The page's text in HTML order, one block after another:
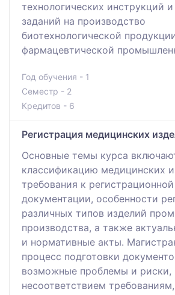
технологических инструкций
заданий на производство
биотехнологической
фармацевтической
Год обучения - 1
Семестр - 2
Кредитов - 6
Регистрация медицинских
Основные темы курса
классификацию медицинских
требования к регистрационной
документации, особенности
различных типов изделий
производства, а также
и нормативные акты.
процесс подготовки
возможные проблемы и риски,
несоответствием